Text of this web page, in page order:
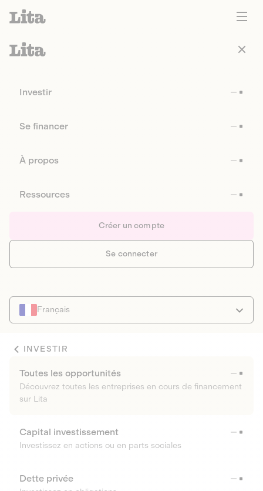
Investir
Se financer
À propos
Ressources
Créer un compte
Se connecter
Français
INVESTIR
Toutes les opportunités
Découvrez toutes les entreprises en cours de financement
sur Lita
Capital investissement
Investissez en actions ou en parts sociales
Dette privée